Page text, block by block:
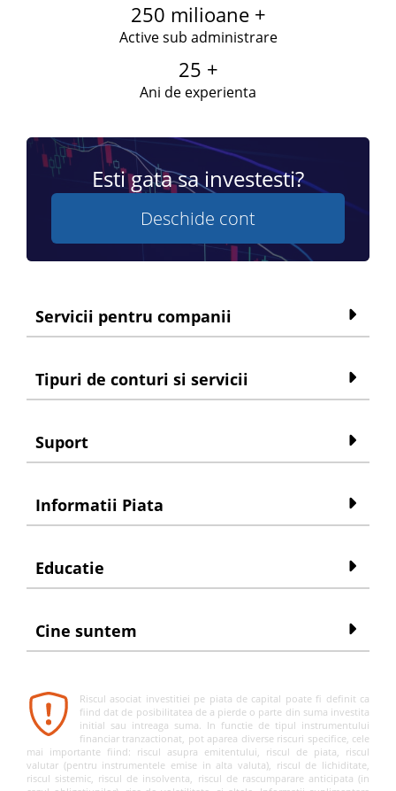
250 milioane +
Active sub administrare
25 +
Ani de experienta
Esti gata sa investesti?
Deschide cont
Servicii pentru companii
Tipuri de conturi si servicii
Suport
Informatii Piata
Educatie
Cine suntem
Riscul asociat investitiei pe piata de capital poate fi definit ca
fiind dat de posibilitatea de a pierde o parte din suma investita
initial sau intreaga suma. In functie de tipul instrumentului
financiar tranzactionat, pot aparea diverse riscuri specifice, cele
mai importante fiind: riscul asupra emitentului, riscul de piata, riscul
valutar (pentru instrumentele emise in alta valuta), riscul de lichiditate,
riscul sistemic, riscul de insolventa, riscul de rascumparare anticipata (in